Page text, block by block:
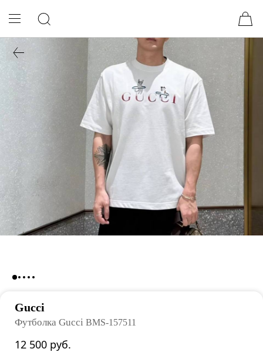
Gucci
Футболка Gucci BMS-157511
12 500 руб.